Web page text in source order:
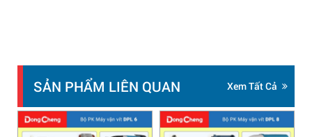
SẢN PHẨM LIÊN QUAN Xem Tất Cả